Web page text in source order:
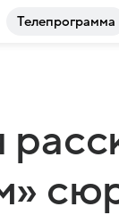
Телепрограмма